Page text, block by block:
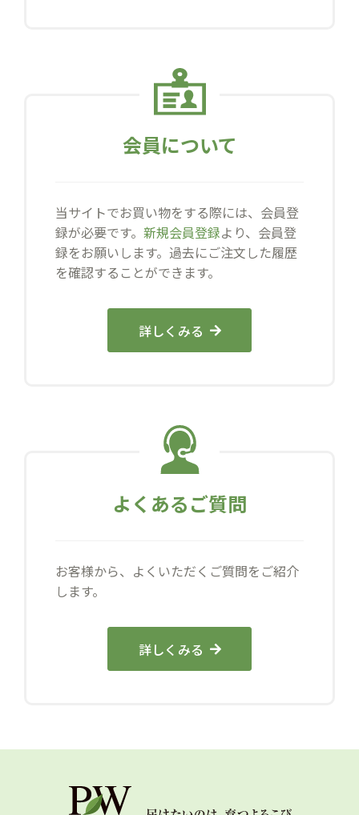
会員について
当サイトでお買い物をする際には、会員登
録が必要です。 新規会員登録より、会員登
録をお願いします。過去にご注文した履歴
を確認することができます。
詳しくみる
よくあるご質問
お客様から、よくいただくご質問をご紹介
します。
詳しくみる